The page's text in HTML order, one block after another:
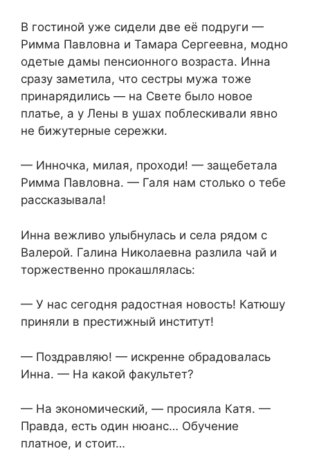
В гостиной уже сидели две её подруги —
Римма Павловна и Тамара Сергеевна, модно
одетые дамы пенсионного возраста. Инна
сразу заметила, что сестры мужа тоже
принарядились — на Свете было новое
платье, а у Лены в ушах поблескивали явно
не бижутерные сережки.
— Инночка, милая, проходи! — защебетала
Римма Павловна. — Галя нам столько о тебе
рассказывала!
Инна вежливо улыбнулась и села рядом с
Валерой. Галина Николаевна разлила чай и
торжественно прокашлялась:
— У нас сегодня радостная новость! Катюшу
приняли в престижный институт!
— Поздравляю! — искренне обрадовалась
Инна. — На какой факультет?
— На экономический, — просияла Катя. —
Правда, есть один нюанс… Обучение
платное, и стоит…